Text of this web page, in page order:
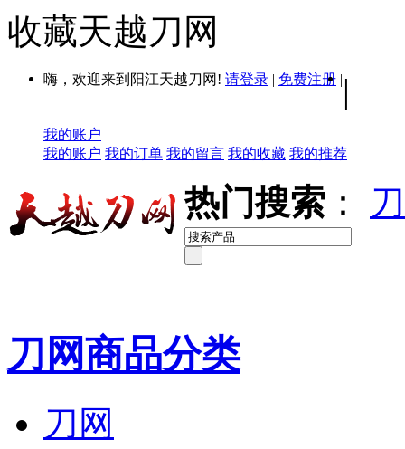
收藏天越刀网
嗨，欢迎来到阳江天越刀网! 请登录 | 免费注册 | |
我的账户
我的账户 我的订单 我的留言 我的收藏 我的推荐
热门搜索 ：
刀网商品分类
刀网